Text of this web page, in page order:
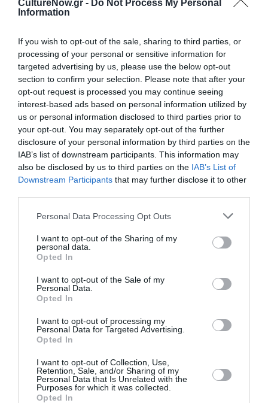
CultureNow.gr - Do Not Process My Personal
Information
If you wish to opt-out of the sale, sharing to third parties, or
processing of your personal or sensitive information for
targeted advertising by us, please use the below opt-out
section to confirm your selection. Please note that after your
opt-out request is processed you may continue seeing
interest-based ads based on personal information utilized by
us or personal information disclosed to third parties prior to
your opt-out. You may separately opt-out of the further
disclosure of your personal information by third parties on the
IAB’s list of downstream participants. This information may
also be disclosed by us to third parties on the IAB’s List of
Downstream Participants that may further disclose it to other
Personal Data Processing Opt Outs
I want to opt-out of the Sharing of my
personal data.
Opted In
I want to opt-out of the Sale of my
Personal Data.
Opted In
I want to opt-out of processing my
Personal Data for Targeted Advertising.
Opted In
I want to opt-out of Collection, Use,
Retention, Sale, and/or Sharing of my
Personal Data that Is Unrelated with the
Purposes for which it was collected.
Opted In
Σενάριο:
Ruffin, Στάθης Παπαδόπουλος, Rafika Chawishe
Φωτογραφία:Μιχάλης Γεράνιος
Μοντάζ:Κλεοπάτρα Δημητρίου, Γιάννης
Σακαρίδης
Μουσική:Μίκης Θεοδωράκης
Διάρκεια: 87’
Z (1969, Γαλλία-Αλγερία)
Η ταινία Ζ, στηρίχθηκε στο βιβλίο του Βασίλη
Βασιλικού, σε σενάριο που έγραψε ο Κώστας Γαβράς
παντού μέχρι που ο Ζακ Περέν απευθύνθηκε στην
και έτσι προχώρησε το σχέδιο. Όπως γράφει ο Γαβράς
στο «Πήγαινε εκεί όπου είναι αδύνατο να πας», στις
άλλες δυσκολίες προστέθηκε και η αδυναμία να
φτάσουν στον Μίκη στην αποκλεισμένη Ζάτουνα.
Μέχρι που σ’ ένα πακέτο από τσιγάρα ο Μίκης είχε
γράψει την άδεια να χρησιμοποιήσουν τη μουσική του.
«Εγώ θεωρώ τη μουσική ως δυναμική συνιστώσα της
δραματουργίας. Λειτουργεί ως ένα πρόσωπο που
εισέρχεται στη σκηνή και διαλέγεται με τους άλλους. Η
μουσική του Μίκη είχε τις απαραίτητες συνδέσεις και
με τα δύο».